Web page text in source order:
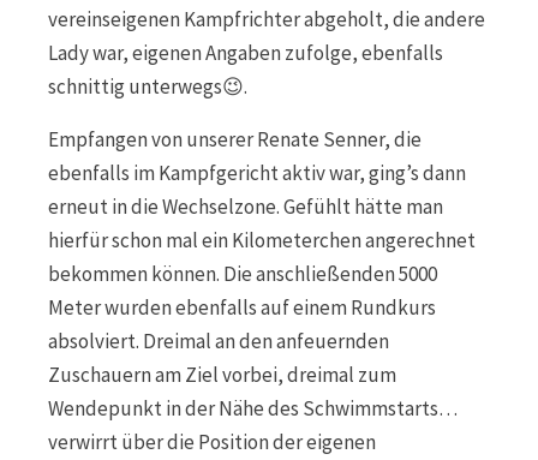
vereinseigenen Kampfrichter abgeholt, die andere
Lady war, eigenen Angaben zufolge, ebenfalls
schnittig unterwegs😉.
Empfangen von unserer Renate Senner, die
ebenfalls im Kampfgericht aktiv war, ging’s dann
erneut in die Wechselzone. Gefühlt hätte man
hierfür schon mal ein Kilometerchen angerechnet
bekommen können. Die anschließenden 5000
Meter wurden ebenfalls auf einem Rundkurs
absolviert. Dreimal an den anfeuernden
Zuschauern am Ziel vorbei, dreimal zum
Wendepunkt in der Nähe des Schwimmstarts…
verwirrt über die Position der eigenen